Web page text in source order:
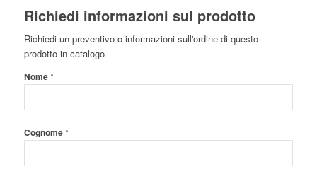
Richiedi informazioni sul prodotto
Richiedi un preventivo o informazioni sull'ordine di questo
prodotto in catalogo
Nome*
Cognome*